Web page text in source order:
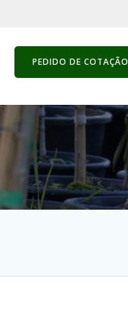
PEDIDO DE COTAÇÃO